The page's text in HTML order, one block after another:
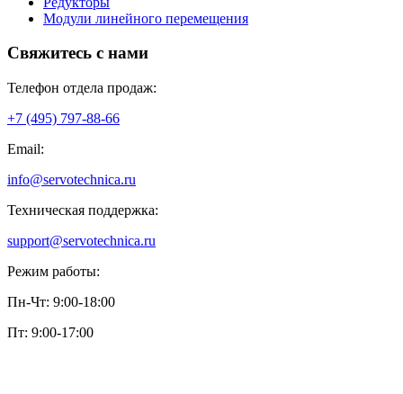
Модули линейного перемещения
Свяжитесь с нами
Телефон отдела продаж:
+7 (495) 797-88-66
Email:
info@servotechnica.ru
Техническая поддержка:
support@servotechnica.ru
Режим работы:
Пн-Чт: 9:00-18:00
Пт: 9:00-17:00